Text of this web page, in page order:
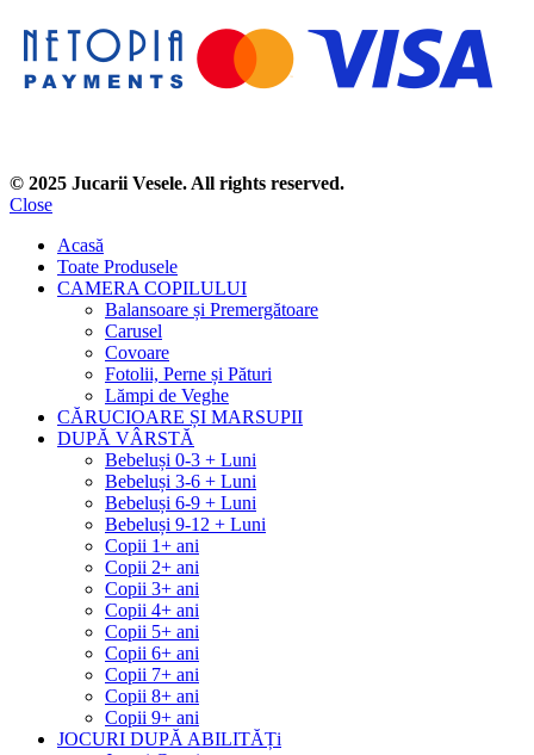
© 2025 Jucarii Vesele. All rights reserved.
Close
Acasă
Toate Produsele
CAMERA COPILULUI
Balansoare și Premergătoare
Carusel
Covoare
Fotolii, Perne și Pături
Lămpi de Veghe
CĂRUCIOARE ȘI MARSUPII
DUPĂ VÂRSTĂ
Bebeluși 0-3 + Luni
Bebeluși 3-6 + Luni
Bebeluși 6-9 + Luni
Bebeluși 9-12 + Luni
Copii 1+ ani
Copii 2+ ani
Copii 3+ ani
Copii 4+ ani
Copii 5+ ani
Copii 6+ ani
Copii 7+ ani
Copii 8+ ani
Copii 9+ ani
JOCURI DUPĂ ABILITĂȚi